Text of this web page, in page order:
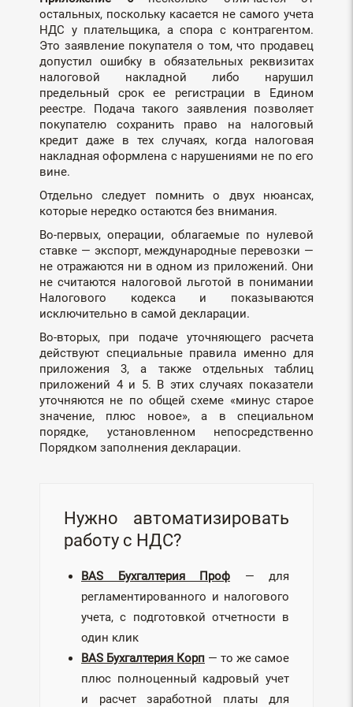
остальных, поскольку касается не самого учета
НДС у плательщика, а спора с контрагентом.
Это заявление покупателя о том, что продавец
допустил ошибку в обязательных реквизитах
налоговой накладной либо нарушил
предельный срок ее регистрации в Едином
реестре. Подача такого заявления позволяет
покупателю сохранить право на налоговый
кредит даже в тех случаях, когда налоговая
накладная оформлена с нарушениями не по его
вине.
Отдельно следует помнить о двух нюансах,
которые нередко остаются без внимания.
Во-первых, операции, облагаемые по нулевой
ставке — экспорт, международные перевозки —
не отражаются ни в одном из приложений. Они
не считаются налоговой льготой в понимании
Налогового кодекса и показываются
исключительно в самой декларации.
Во-вторых, при подаче уточняющего расчета
действуют специальные правила именно для
приложения 3, а также отдельных таблиц
приложений 4 и 5. В этих случаях показатели
уточняются не по общей схеме «минус старое
значение, плюс новое», а в специальном
порядке, установленном непосредственно
Порядком заполнения декларации.
Нужно автоматизировать
работу с НДС?
BAS Бухгалтерия Проф — для
регламентированного и налогового
учета, с подготовкой отчетности в
один клик
BAS Бухгалтерия Корп — то же самое
плюс полноценный кадровый учет
и расчет заработной платы для